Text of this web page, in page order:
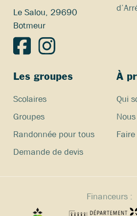
Le Salou, 29690
Botmeur
Les groupes
Scolaires
Groupes
Randonnée pour tous
Demande de devis
À
Qui
Financeurs :